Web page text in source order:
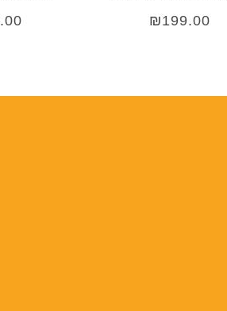
₪199.00